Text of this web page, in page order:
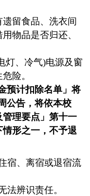
留食品、洗衣间
物品是否归还、
灯、冷气)电源及窗
险。
预计扣除名单 」将
公告，将依本校
管理要点」第十一
形之一，不予退
宿、离宿或退宿流
法辨识责任。